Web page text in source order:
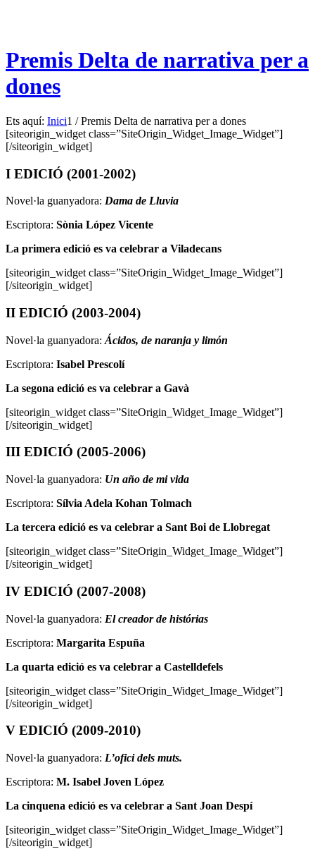
Premis Delta de narrativa per a
dones
Ets aquí: Inici1 / Premis Delta de narrativa per a dones
[siteorigin_widget class=”SiteOrigin_Widget_Image_Widget”]
[/siteorigin_widget]
I EDICIÓ (2001-2002)
Novel·la guanyadora: Dama de Lluvia
Escriptora: Sònia López Vicente
La primera edició es va celebrar a Viladecans
[siteorigin_widget class=”SiteOrigin_Widget_Image_Widget”]
[/siteorigin_widget]
II EDICIÓ (2003-2004)
Novel·la guanyadora: Ácidos, de naranja y limón
Escriptora: Isabel Prescolí
La segona edició es va celebrar a Gavà
[siteorigin_widget class=”SiteOrigin_Widget_Image_Widget”]
[/siteorigin_widget]
III EDICIÓ (2005-2006)
Novel·la guanyadora: Un año de mi vida
Escriptora: Sílvia Adela Kohan Tolmach
La tercera edició es va celebrar a Sant Boi de Llobregat
[siteorigin_widget class=”SiteOrigin_Widget_Image_Widget”]
[/siteorigin_widget]
IV EDICIÓ (2007-2008)
Novel·la guanyadora: El creador de histórias
Escriptora: Margarita Espuña
La quarta edició es va celebrar a Castelldefels
[siteorigin_widget class=”SiteOrigin_Widget_Image_Widget”]
[/siteorigin_widget]
V EDICIÓ (2009-2010)
Novel·la guanyadora: L’ofici dels muts.
Escriptora: M. Isabel Joven López
La cinquena edició es va celebrar a Sant Joan Despí
[siteorigin_widget class=”SiteOrigin_Widget_Image_Widget”]
[/siteorigin_widget]